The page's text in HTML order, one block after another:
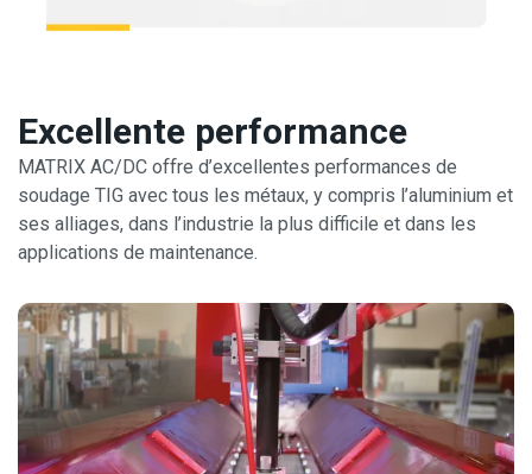
Excellente performance
MATRIX AC/DC offre d’excellentes performances de
soudage TIG avec tous les métaux, y compris l’aluminium et
ses alliages, dans l’industrie la plus difficile et dans les
applications de maintenance.